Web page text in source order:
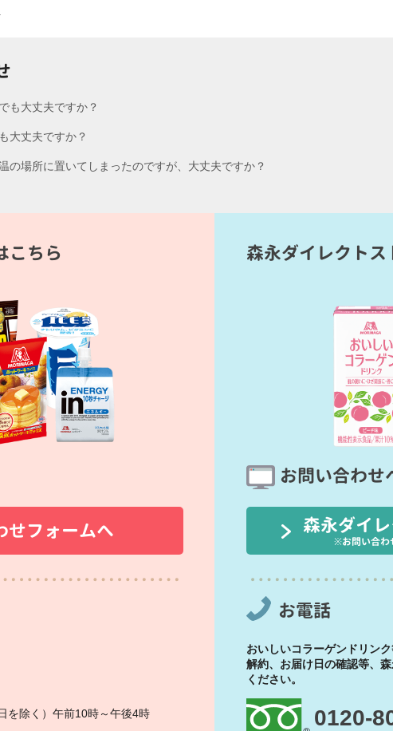
も大丈夫ですか？
大丈夫ですか？
の場所に置いてしまったのですが、大丈夫ですか？
こちら
せフォームへ
を除く）午前10時～午後4時
森永ダイレクト
お問い合わせ
森永ダイ
※お問い合わ
お電話
おいしいコラーゲンドリン
解約、お届け日の確認等、
ください。
0120-